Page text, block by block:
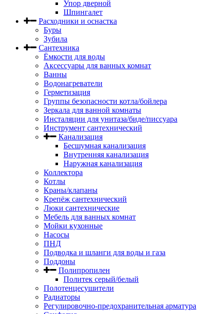
Упор дверной
Шпингалет
Расходники и оснастка
Буры
Зубила
Сантехника
Ёмкости для воды
Аксессуары для ванных комнат
Ванны
Водонагреватели
Герметизация
Группы безопасности котла/бойлера
Зеркала для ванной комнаты
Инсталяции для унитаза/биде/писсуара
Инструмент сантехнический
Канализация
Бесшумная канализация
Внутренняя канализация
Наружная канализация
Коллектора
Котлы
Краны/клапаны
Крепёж сантехнический
Люки сантехнические
Мебель для ванных комнат
Мойки кухонные
Насосы
ПНД
Подводка и шланги для воды и газа
Поддоны
Полипропилен
Политек серый/белый
Полотенцесушители
Радиаторы
Регулировочно-предохранительная арматура